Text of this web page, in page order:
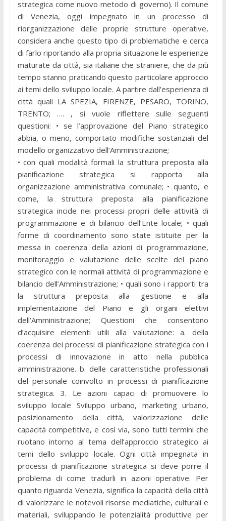
strategica come nuovo metodo di governo). Il comune
di Venezia, oggi impegnato in un processo di
riorganizzazione delle proprie strutture operative,
considera anche questo tipo di problematiche e cerca
di farlo riportando alla propria situazione le esperienze
maturate da città, sia italiane che straniere, che da più
tempo stanno praticando questo particolare approccio
ai temi dello sviluppo locale. A partire dall’esperienza di
città quali LA SPEZIA, FIRENZE, PESARO, TORINO,
TRENTO; …. , si vuole riflettere sulle seguenti
questioni: • se l’approvazione del Piano strategico
abbia, o meno, comportato modifiche sostanziali del
modello organizzativo dell’Amministrazione;
• con quali modalità formali la struttura preposta alla
pianificazione strategica si rapporta alla
organizzazione amministrativa comunale; • quanto, e
come, la struttura preposta alla pianificazione
strategica incide nei processi propri delle attività di
programmazione e di bilancio dell’Ente locale; • quali
forme di coordinamento sono state istituite per la
messa in coerenza della azioni di programmazione,
monitoraggio e valutazione delle scelte del piano
strategico con le normali attività di programmazione e
bilancio dell’Amministrazione; • quali sono i rapporti tra
la struttura preposta alla gestione e alla
implementazione del Piano e gli organi elettivi
dell’Amministrazione; Questioni che consentono
d’acquisire elementi utili alla valutazione: a. della
coerenza dei processi di pianificazione strategica con i
processi di innovazione in atto nella pubblica
amministrazione. b. delle caratteristiche professionali
del personale coinvolto in processi di pianificazione
strategica. 3. Le azioni capaci di promuovere lo
sviluppo locale Sviluppo urbano, marketing urbano,
posizionamento della città, valorizzazione delle
capacità competitive, e così via, sono tutti termini che
ruotano intorno al tema dell’approccio strategico ai
temi dello sviluppo locale. Ogni città impegnata in
processi di pianificazione strategica si deve porre il
problema di come tradurli in azioni operative. Per
quanto riguarda Venezia, significa la capacità della città
di valorizzare le notevoli risorse mediatiche, culturali e
materiali, sviluppando le potenzialità produttive per